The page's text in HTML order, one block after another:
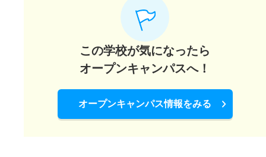
この学校が気になったら
オープンキャンパスへ！
オープンキャンパス情報をみる